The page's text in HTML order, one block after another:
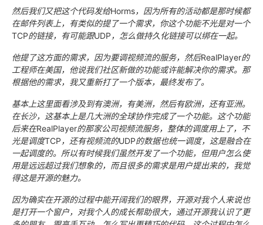
然后我们又把这个代码发给Horms，因为所有的活动都是那时候都
在邮件列表上，有类似的提了一个需求，你这个功能不光是对一个
TCP的链接，有可能跟UDP ，怎么做持久化链接可以绑在一起。
他提了这方面的需求，因为要调视频流的服务，然后RealPlayer的
工程师在美国，他说我们社区新做的功能或许能解决你的需求。那
根据他的需求，我又重新打了一个版本，最终发布了。
基本上这里面看涉及到有澳洲，有美洲，然后有欧洲，还有亚洲。
在长沙，这基本上是几大洲的全球协作完成了一个功能。这个功能
后来在RealPlayer的那家公司视频流服务，整体的调度用上了，不
光是调度TCP ，还有视频流的UDP的数据也统一调度，这是融合在
一起调度的。所以有时候我们虽然开发了一个功能，但用户怎么使
用是远远超过我们想象的，而且很多的需求是用户提出来的，我觉
得这是开源的魅力。
因为确实在开源的过程中能开阔我们的眼界，开源对我个人来说也
是打开一个窗户，对我个人的成长帮助很大，通过开源我认识了更